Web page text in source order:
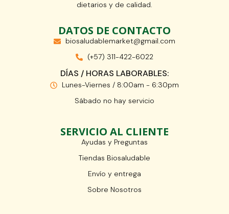
dietarios y de calidad.
DATOS DE CONTACTO
biosaludablemarket@gmail.com
(+57) 311-422-6022
DÍAS / HORAS LABORABLES:
Lunes-Viernes / 8:00am - 6:30pm
Sábado no hay servicio
SERVICIO AL CLIENTE
Ayudas y Preguntas
Tiendas Biosaludable
Envío y entrega
Sobre Nosotros